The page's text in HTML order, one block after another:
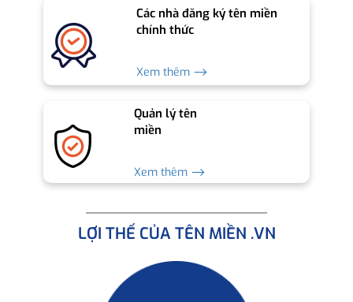
Các nhà đăng ký tên miền
chính thức
Xem thêm ⟶
Quản lý tên
miền
Xem thêm ⟶
LỢI THẾ CỦA TÊN MIỀN .VN